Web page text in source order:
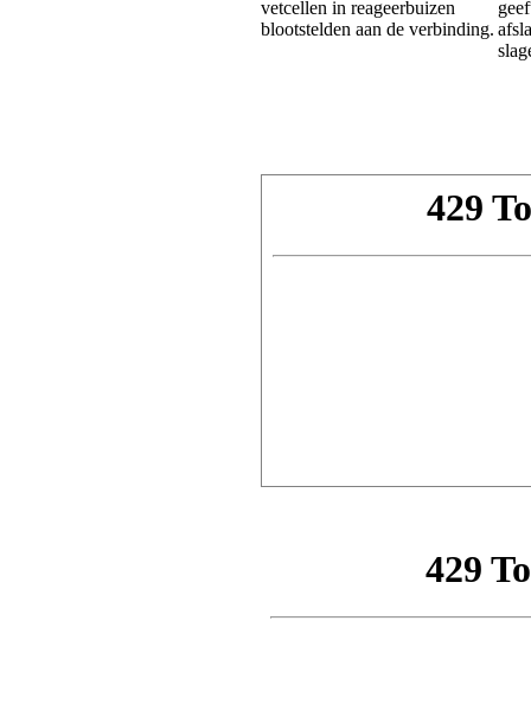
vetcellen in reageerbuizen
blootstelden aan de verbinding.